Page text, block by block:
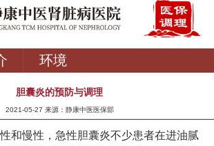
环境
胆囊炎的预防与调理
2021-05-27 来源：静康中医医保部
慢性，急性胆囊炎不少患者在进油腻